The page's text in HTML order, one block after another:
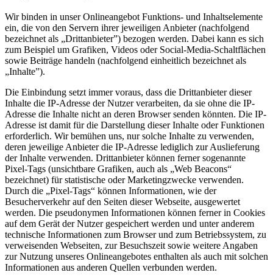
Wir binden in unser Onlineangebot Funktions- und Inhaltselemente
ein, die von den Servern ihrer jeweiligen Anbieter (nachfolgend
bezeichnet als „Drittanbieter”) bezogen werden. Dabei kann es sich
zum Beispiel um Grafiken, Videos oder Social-Media-Schaltflächen
sowie Beiträge handeln (nachfolgend einheitlich bezeichnet als
„Inhalte”).
Die Einbindung setzt immer voraus, dass die Drittanbieter dieser
Inhalte die IP-Adresse der Nutzer verarbeiten, da sie ohne die IP-
Adresse die Inhalte nicht an deren Browser senden könnten. Die IP-
Adresse ist damit für die Darstellung dieser Inhalte oder Funktionen
erforderlich. Wir bemühen uns, nur solche Inhalte zu verwenden,
deren jeweilige Anbieter die IP-Adresse lediglich zur Auslieferung
der Inhalte verwenden. Drittanbieter können ferner sogenannte
Pixel-Tags (unsichtbare Grafiken, auch als „Web Beacons“
bezeichnet) für statistische oder Marketingzwecke verwenden.
Durch die „Pixel-Tags“ können Informationen, wie der
Besucherverkehr auf den Seiten dieser Webseite, ausgewertet
werden. Die pseudonymen Informationen können ferner in Cookies
auf dem Gerät der Nutzer gespeichert werden und unter anderem
technische Informationen zum Browser und zum Betriebssystem, zu
verweisenden Webseiten, zur Besuchszeit sowie weitere Angaben
zur Nutzung unseres Onlineangebotes enthalten als auch mit solchen
Informationen aus anderen Quellen verbunden werden.